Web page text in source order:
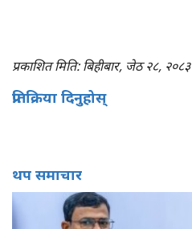
प्रकाशित मिति: बिहीबार, जेठ २८, २०८३
प्रतिक्रिया दिनुहोस्
थप समाचार